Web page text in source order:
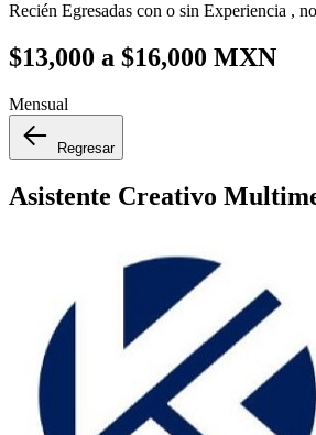
Recién Egresadas con o sin Experiencia ,
$13,000 a $16,000 MXN
Mensual
Regresar
Asistente Creativo